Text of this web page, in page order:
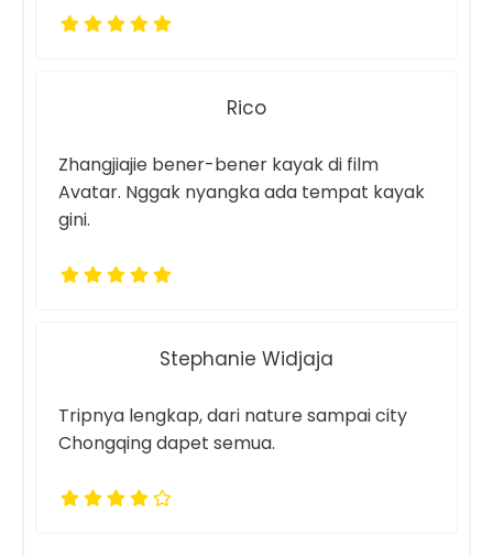
Rico
Zhangjiajie bener-bener kayak di film
Avatar. Nggak nyangka ada tempat kayak
gini.
Stephanie Widjaja
Tripnya lengkap, dari nature sampai city
Chongqing dapet semua.